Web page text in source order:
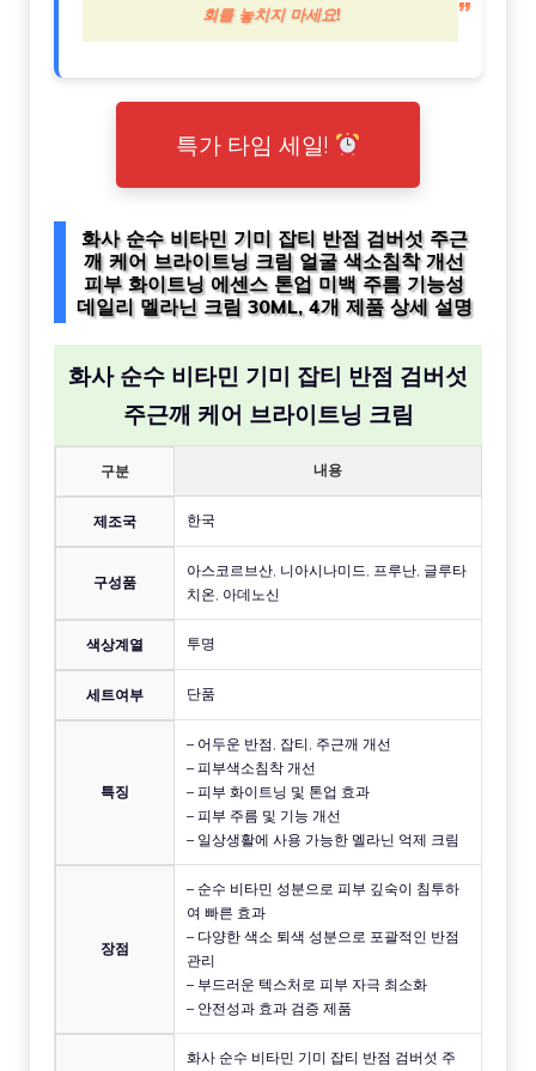
회를 놓치지 마세요!
특가 타임 세일!
화사 순수 비타민 기미 잡티 반점 검버섯 주근
깨 케어 브라이트닝 크림 얼굴 색소침착 개선
피부 화이트닝 에센스 톤업 미백 주름 기능성
데일리 멜라닌 크림 30ML, 4개 제품 상세 설명
화사 순수 비타민 기미 잡티 반점 검버섯
주근깨 케어 브라이트닝 크림
구분 내용
제조국 한국
구성품
아스코르브산, 니아시나미드, 프루난, 글루타
치온, 아데노신
색상계열 투명
세트여부 단품
특징
– 어두운 반점, 잡티, 주근깨 개선
– 피부색소침착 개선
– 피부 화이트닝 및 톤업 효과
– 피부 주름 및 기능 개선
– 일상생활에 사용 가능한 멜라닌 억제 크림
장점
– 순수 비타민 성분으로 피부 깊숙이 침투하
여 빠른 효과
– 다양한 색소 퇴색 성분으로 포괄적인 반점
관리
– 부드러운 텍스처로 피부 자극 최소화
– 안전성과 효과 검증 제품
화사 순수 비타민 기미 잡티 반점 검버섯 주